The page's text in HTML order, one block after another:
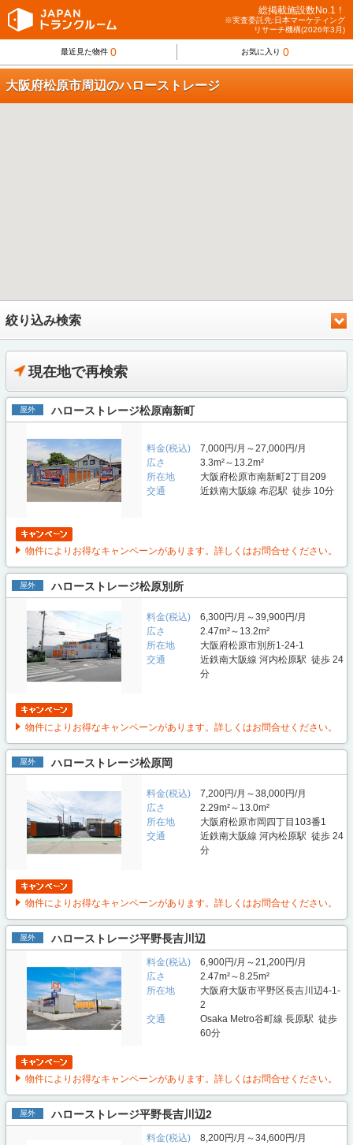
総掲載施設数No.1！
※実査委託先:日本マーケティング
リサーチ機構(2026年3月)
最近見た物件 0 お気に入り 0
大阪府松原市周辺のハローストレージ
絞り込み検索
現在地で再検索
屋外 ハローストレージ松原南新町
料金(税込)
7,000円/月～27,000円/月
広さ
3.3m²～13.2m²
所在地
大阪府松原市南新町2丁目209
交通
近鉄南大阪線 布忍駅 徒歩 10分
物件によりお得なキャンペーンがあります。詳しくはお問合せください。
屋外 ハローストレージ松原別所
料金(税込)
6,300円/月～39,900円/月
広さ
2.47m²～13.2m²
所在地
大阪府松原市別所1-24-1
交通
近鉄南大阪線 河内松原駅 徒歩 24
分
物件によりお得なキャンペーンがあります。詳しくはお問合せください。
屋外 ハローストレージ松原岡
料金(税込)
7,200円/月～38,000円/月
広さ
2.29m²～13.0m²
所在地
大阪府松原市岡四丁目103番1
交通
近鉄南大阪線 河内松原駅 徒歩 24
分
物件によりお得なキャンペーンがあります。詳しくはお問合せください。
屋外 ハローストレージ平野長吉川辺
料金(税込)
6,900円/月～21,200円/月
広さ
2.47m²～8.25m²
所在地
大阪府大阪市平野区長吉川辺4-1-
2
交通
Osaka Metro谷町線 長原駅 徒歩
60分
物件によりお得なキャンペーンがあります。詳しくはお問合せください。
屋外 ハローストレージ平野長吉川辺2
料金(税込)
8,200円/月～34,600円/月